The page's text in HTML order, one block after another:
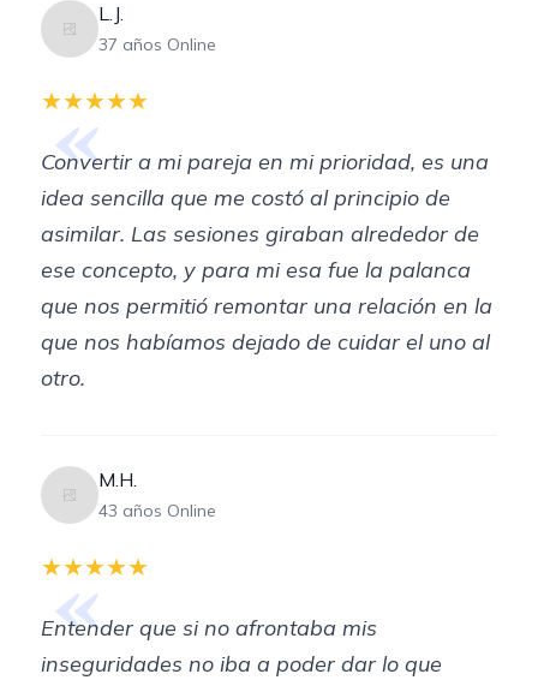
L.J.
37 años Online
«
★★★★★
Convertir a mi pareja en mi prioridad, es una
idea sencilla que me costó al principio de
asimilar. Las sesiones giraban alrededor de
ese concepto, y para mi esa fue la palanca
que nos permitió remontar una relación en la
que nos habíamos dejado de cuidar el uno al
otro.
M.H.
43 años Online
«
★★★★★
Entender que si no afrontaba mis
inseguridades no iba a poder dar lo que